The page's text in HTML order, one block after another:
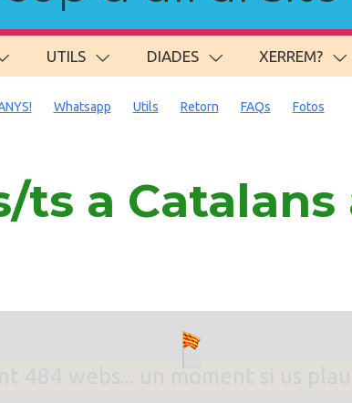
UTILS DIADES XERREM?
Whatsapp Utils Retorn FAQs Fotos
a Catalans
484 webs... un moment si us plau